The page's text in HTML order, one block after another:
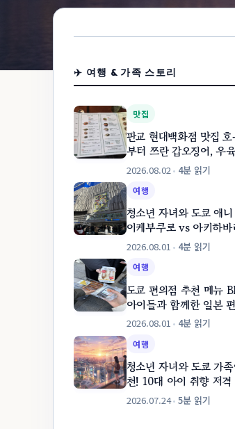
✈️ 여행 & 가족 스토리
맛집
판교 현대백화점 맛집
부터 쯔란 갑오징어, 우
내산 가이드
2026.08.02 • 4분 읽기
여행
청소년 자녀와 도쿄 애
이케부쿠로 vs 아키하
(이케부쿠로 성지 탐방)
2026.08.01 • 4분 읽기
여행
도쿄 편의점 추천 메뉴
아이들과 함께한 일본
후기
2026.08.01 • 4분 읽기
여행
청소년 자녀와 도쿄 가
천! 10대 아이 취향 저격
곳 베스트 5
2026.07.24• 5분 읽기